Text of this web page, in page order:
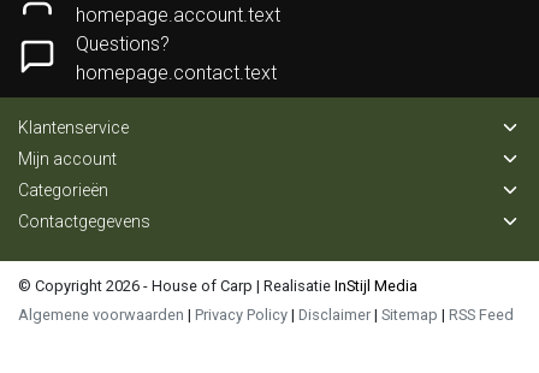
homepage.account.text
Questions?
homepage.contact.text
Klantenservice
Mijn account
Categorieën
Contactgegevens
© Copyright 2026 - House of Carp | Realisatie InStijl Media
Algemene voorwaarden | Privacy Policy | Disclaimer | Sitemap | RSS Feed